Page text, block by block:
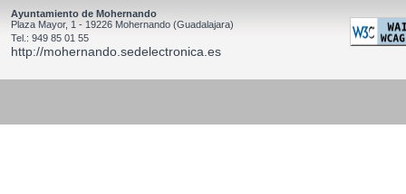
Ayuntamiento de Mohernando
Plaza Mayor, 1 - 19226 Mohernando (Guadalajara)
Tel.: 949 85 01 55
http://mohernando.sedelectronica.es